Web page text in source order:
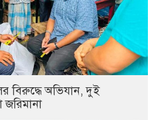
বিরুদ্ধে অভিযান, দুই
জরিমানা